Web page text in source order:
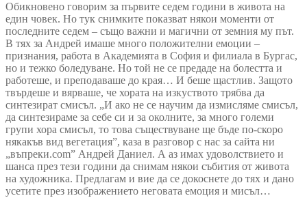
Обикновено говорим за първите седем години в живота на
един човек. Но тук снимките показват някои моменти от
последните седем – също важни и магични от земния му път.
В тях за Андрей имаше много положителни емоции –
признания, работа в Академията в София и филиала в Бургас,
но и тежко боледуване. Но той не се предаде на болестта и
работеше, и преподаваше до края… И беше щастлив. Защото
твърдеше и вярваше, че хората на изкуството трябва да
синтезират смисъл. „И ако не се научим да измисляме смисъл,
да синтезираме за себе си и за околните, за много големи
групи хора смисъл, то това съществуване ще бъде по-скоро
някакъв вид вегетация”, каза в разговор с нас за сайта ни
„въпреки.com” Андрей Даниел. А аз имах удоволствието и
шанса през тези години да снимам някои събития от живота
на художника. Предлагам и вие да се докоснете до тях и дано
усетите през изображението неговата емоция и мисъл…